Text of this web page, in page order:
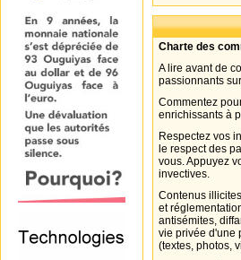
Charte des
A lire avant de
passionnants
Commentez
enrichissants à
Respectez vos
le respect des
vous. Appuyez
invectives.
Contenus
et
antisémites,
vie privée d'une
(textes, photos,